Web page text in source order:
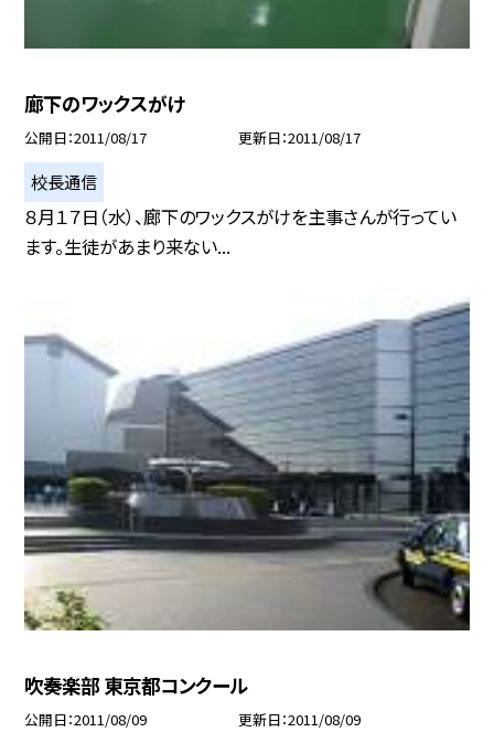
廊下のワックスがけ
公開日 2011/08/17 更新日 2011/08/17
校長通信
８月１７日（水）、廊下のワックスがけを主事さんが行ってい
ます。生徒があまり来ない...
吹奏楽部 東京都コンクール
公開日 2011/08/09 更新日 2011/08/09